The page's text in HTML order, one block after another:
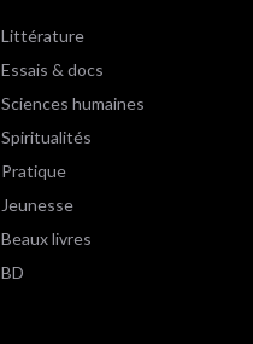
Littérature
Essais & docs
Sciences humaines
Spiritualités
Pratique
Jeunesse
Beaux livres
BD